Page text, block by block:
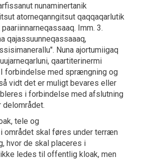
nunaminertanik
atorneqanngitsut qaqqaqarlutik
Imm. 3.
qajassuunneqassaaaq,
Nuna ajortumiigaq
qaartiterinermi
forbindelse med sprængning og
vidt det er muligt bevares eller
i forbindelse med afslutning
delområdet.
tele og
området skal føres under terræn
hvor de skal placeres i
ikke ledes til offentlig kloak, men